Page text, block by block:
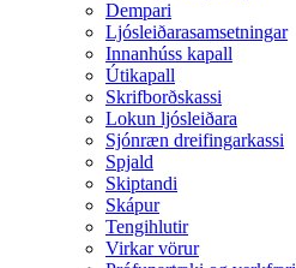
Dempari
Ljósleiðarasamsetningar
Innanhúss kapall
Útikapall
Skrifborðskassi
Lokun ljósleiðara
Sjónræn dreifingarkassi
Spjald
Skiptandi
Skápur
Tengihlutir
Virkar vörur